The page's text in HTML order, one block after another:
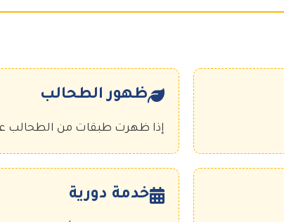
ظهور الطحالب
إذا ظهرت طبقات من الطحالب
خدمة دورية